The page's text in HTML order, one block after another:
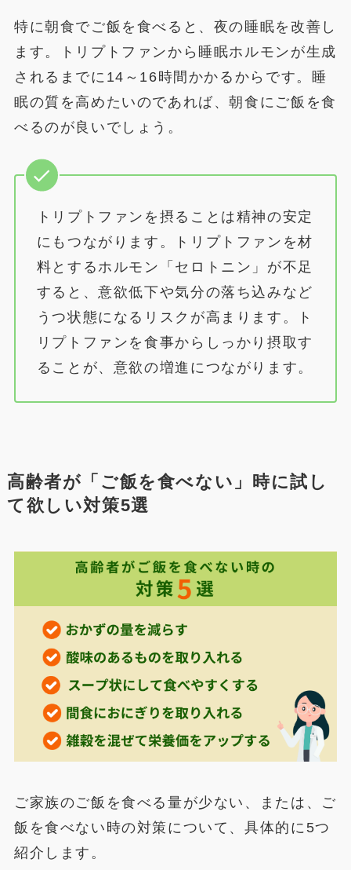
特に朝食でご飯を食べると、夜の睡眠を改善し
ます。トリプトファンから睡眠ホルモンが生成
されるまでに14～16時間かかるからです。睡
眠の質を高めたいのであれば、朝食にご飯を食
べるのが良いでしょう。
トリプトファンを摂ることは精神の安定
にもつながります。トリプトファンを材
料とするホルモン「セロトニン」が不足
すると、意欲低下や気分の落ち込みなど
うつ状態になるリスクが高まります。ト
リプトファンを食事からしっかり摂取す
ることが、意欲の増進につながります。
高齢者が「ご飯を食べない」時に試し
て欲しい対策5選
ご家族のご飯を食べる量が少ない、または、ご
飯を食べない時の対策について、具体的に5つ
紹介します。